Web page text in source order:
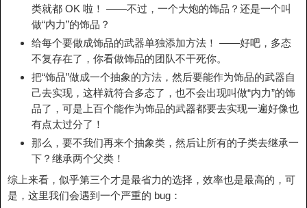
类就都 OK 啦！ ——不过，一个大炮的饰品？还是一个叫
做“内力”的饰品？
给每个要做成饰品的武器单独添加方法！ ——好吧，多态
不复存在了，你看做饰品的团队不干死你。
把“饰品”做成一个抽象的方法，然后要能作为饰品的武器自
己去实现，这样就符合多态了，也不会出现叫做“内力”的饰
品了，可是上百个能作为饰品的武器都要去实现一遍好像也
有点太过分了！
那么，要不我们再来个抽象类，然后让所有的子类去继承一
下？继承两个父类！
综上来看，似乎第三个才是最省力的选择，效率也是最高的，可
是，这里我们会遇到一个严重的 bug：